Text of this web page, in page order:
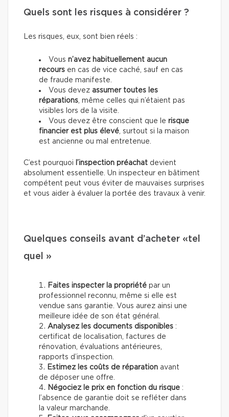
Quels sont les risques à considérer ?
Les risques, eux, sont bien réels :
Vous n’avez habituellement aucun
recours en cas de vice caché, sauf en cas
de fraude manifeste.
Vous devez assumer toutes les
réparations , même celles qui n’étaient pas
visibles lors de la visite.
Vous devez être conscient que le risque
financier est plus élevé , surtout si la maison
est ancienne ou mal entretenue.
C’est pourquoi l’inspection préachat devient
absolument essentielle. Un inspecteur en bâtiment
compétent peut vous éviter de mauvaises surprises
et vous aider à évaluer la portée des travaux à venir.
Quelques conseils avant d’acheter «tel
quel »
Faites inspecter la propriété par un
professionnel reconnu, même si elle est
vendue sans garantie. Vous aurez ainsi une
meilleure idée de son état général.
Analysez les documents disponibles :
certificat de localisation, factures de
rénovation, évaluations antérieures,
rapports d’inspection.
Estimez les coûts de réparation avant
de déposer une offre.
Négociez le prix en fonction du risque :
l’absence de garantie doit se refléter dans
la valeur marchande.